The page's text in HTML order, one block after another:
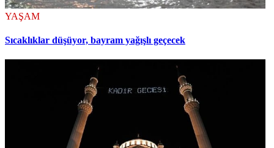
YAŞAM
Sıcaklıklar düşüyor, bayram yağışlı geçecek